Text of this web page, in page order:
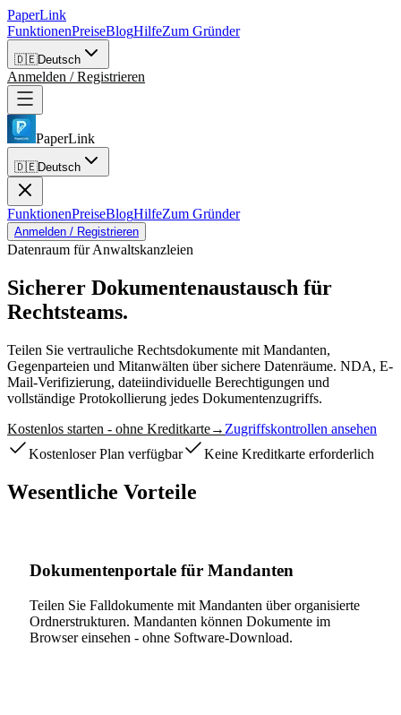
PaperLink
FunktionenPreiseBlogHilfeZum Gründer
🇩🇪Deutsch
Anmelden / Registrieren
PaperLink
🇩🇪Deutsch
FunktionenPreiseBlogHilfeZum Gründer
Anmelden / Registrieren
Datenraum für Anwaltskanzleien
Sicherer Dokumentenaustausch für
Rechtsteams.
Teilen Sie vertrauliche Rechtsdokumente mit Mandanten,
Gegenparteien und Mitanwälten über sichere Datenräume. NDA, E-
Mail-Verifizierung, dateiindividuelle Berechtigungen und
vollständige Protokollierung jedes Dokumentenzugriffs.
Kostenlos starten - ohne Kreditkarte→ Zugriffskontrollen ansehen
Kostenloser Plan verfügbar
Keine Kreditkarte erforderlich
Wesentliche Vorteile
Dokumentenportale für Mandanten
Teilen Sie Falldokumente mit Mandanten über organisierte
Ordnerstrukturen. Mandanten können Dokumente im
Browser einsehen - ohne Software-Download.